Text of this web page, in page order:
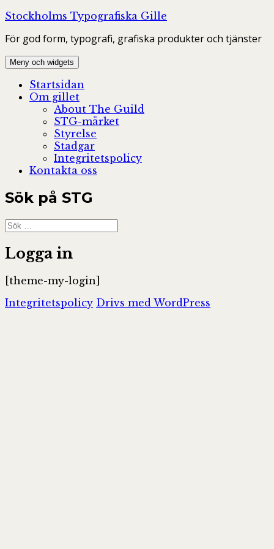
Hoppa
innehåll
Stockholms Typografiska Gille
För god form, typografi, grafiska produkter och tjänster
Meny och widgets
Startsidan
Om gillet
About The Guild
STG-märket
Styrelse
Stadgar
Integritetspolicy
Kontakta oss
Sök på STG
Sök
efter:
Logga in
[theme-my-login]
Integritetspolicy Drivs med WordPress